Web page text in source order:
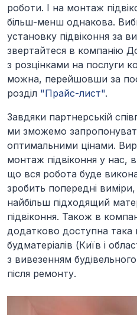
роботи. І на монтаж
більш-менш однакова.
установку підвіконня за
звертайтеся в компанію
з розцінками на послуги
можна, перейшовши за
розділ "Прайс-лист".
Завдяки партнерській
ми зможемо
оптимальними цінами.
монтаж підвіконня у нас,
що вся робота буде
зробить попередні
найбільш підходящий
підвіконня. Також в
додатково доступна така
будматеріалів (Київ і
з вивезенням
після ремонту.